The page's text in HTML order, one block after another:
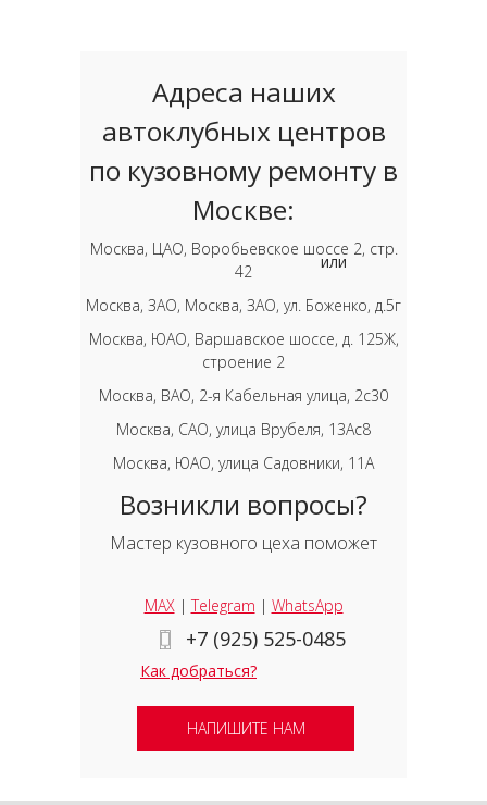
Адреса наших
автоклубных центров
по кузовному ремонту в
Москве:
Москва, ЦАО, Воробьевское шоссе 2, стр.
42
Москва, ЗАО, Москва, ЗАО, ул. Боженко, д.5г
Москва, ЮАО, Варшавское шоссе, д. 125Ж,
строение 2
Москва, ВАО, 2-я Кабельная улица, 2с30
Москва, САО, улица Врубеля, 13Ас8
Москва, ЮАО, улица Садовники, 11А
Возникли вопросы?
Мастер кузовного цеха поможет
MAX|Telegram | WhatsApp
+7 (925) 525-0485
Как добраться?
или
НАПИШИТЕ НАМ